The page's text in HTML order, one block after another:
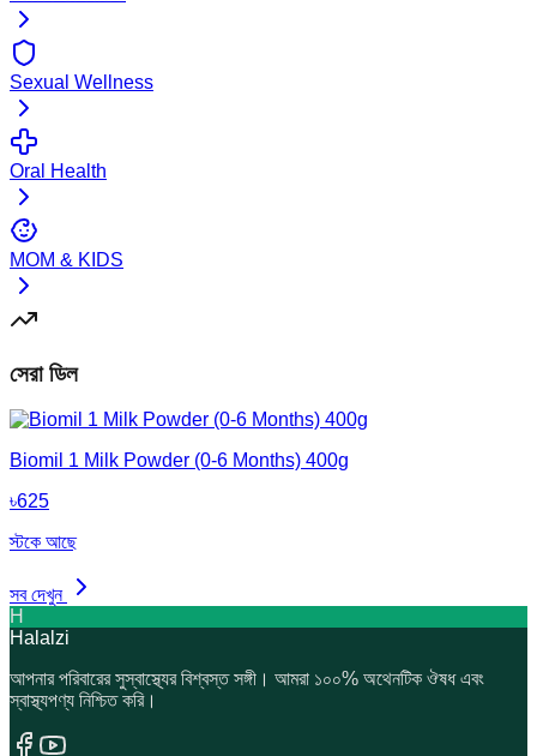
Sexual Wellness
Oral Health
MOM & KIDS
সেরা ডিল
Biomil 1 Milk Powder (0-6 Months) 400g
৳625
স্টকে আছে
সব দেখুন
H
Halalzi
আপনার পরিবারের সুস্বাস্থ্যের বিশ্বস্ত সঙ্গী। আমরা ১০০% অথেনটিক ঔষধ এবং
স্বাস্থ্যপণ্য নিশ্চিত করি।